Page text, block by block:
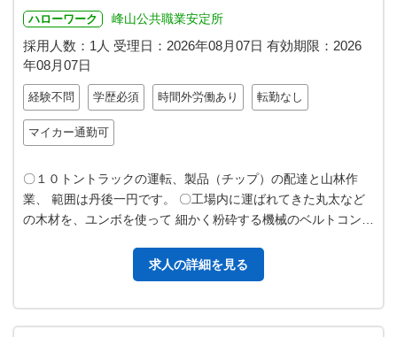
ハローワーク 峰山公共職業安定所
採用人数：1人 受理日： 2026年08月07日 有効期限： 2026
年08月07日
経験不問 学歴必須 時間外労働あり 転勤なし
マイカー通勤可
〇１０トントラックの運転、製品（チップ）の配達と山林作
業、 範囲は丹後一円です。 〇工場内に運ばれてきた丸太など
の木材を、ユンボを使って 細かく粉砕する機械のベルトコンベ
求人の詳細を見る